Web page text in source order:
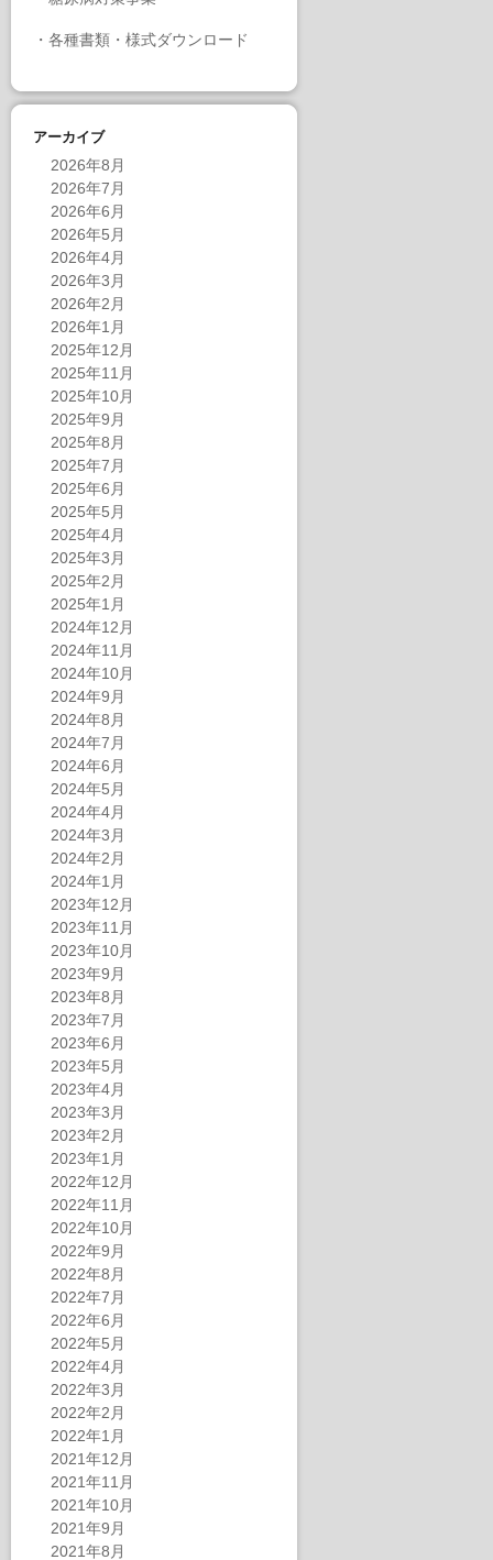
・ 各種書類・様式ダウンロード
アーカイブ
2026年8月
2026年7月
2026年6月
2026年5月
2026年4月
2026年3月
2026年2月
2026年1月
2025年12月
2025年11月
2025年10月
2025年9月
2025年8月
2025年7月
2025年6月
2025年5月
2025年4月
2025年3月
2025年2月
2025年1月
2024年12月
2024年11月
2024年10月
2024年9月
2024年8月
2024年7月
2024年6月
2024年5月
2024年4月
2024年3月
2024年2月
2024年1月
2023年12月
2023年11月
2023年10月
2023年9月
2023年8月
2023年7月
2023年6月
2023年5月
2023年4月
2023年3月
2023年2月
2023年1月
2022年12月
2022年11月
2022年10月
2022年9月
2022年8月
2022年7月
2022年6月
2022年5月
2022年4月
2022年3月
2022年2月
2022年1月
2021年12月
2021年11月
2021年10月
2021年9月
2021年8月